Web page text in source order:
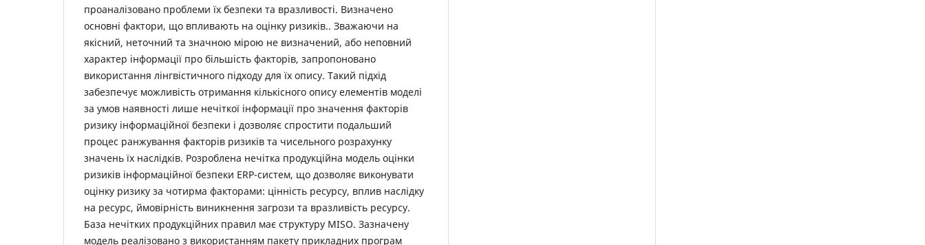
проаналізовано проблеми їх безпеки та вразливості. Визначено
основні фактори, що впливають на оцінку ризиків.. Зважаючи на
якісний, неточний та значною мірою не визначений, або неповний
характер інформації про більшість факторів, запропоновано
використання лінгвістичного підходу для їх опису. Такий підхід
забезпечує можливість отримання кількісного опису елементів моделі
за умов наявності лише нечіткої інформації про значення факторів
ризику інформаційної безпеки і дозволяє спростити подальший
процес ранжування факторів ризиків та чисельного розрахунку
значень їх наслідків. Розроблена нечітка продукційна модель оцінки
ризиків інформаційної безпеки ERP-систем, що дозволяє виконувати
оцінку ризику за чотирма факторами: цінність ресурсу, вплив наслідку
на ресурс, ймовірність виникнення загрози та вразливість ресурсу.
База нечітких продукційних правил має структуру MISO. Зазначену
модель реалізовано з використанням пакету прикладних програм